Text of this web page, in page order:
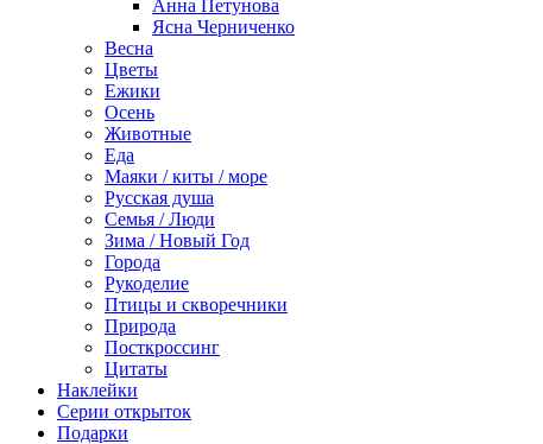
Анна Петунова
Ясна Черниченко
Весна
Цветы
Ежики
Осень
Животные
Еда
Маяки / киты / море
Русская душа
Семья / Люди
Зима / Новый Год
Города
Рукоделие
Птицы и скворечники
Природа
Посткроссинг
Цитаты
Наклейки
Серии открыток
Подарки